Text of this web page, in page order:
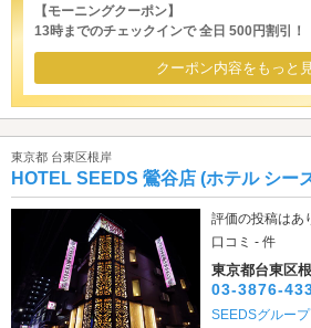
【モーニングクーポン】
13時までのチェックインで 全日 500円割引！
クーポン内容をもっと
東京都 台東区根岸
HOTEL SEEDS 鶯谷店 (ホテル シー
評価の投稿はあ
口コミ - 件
東京都台東区
03-3876-
SEEDSグループ